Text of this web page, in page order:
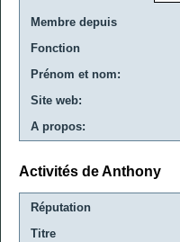
Membre depuis
Fonction
Prénom et nom:
Site web:
A propos:
Activités de Anthony
Réputation
Titre